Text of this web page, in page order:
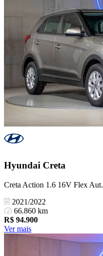
Hyundai Creta
Creta Action 1.6 16V Flex Aut.
2021/2022
66.860 km
R$ 94.900
Ver mais